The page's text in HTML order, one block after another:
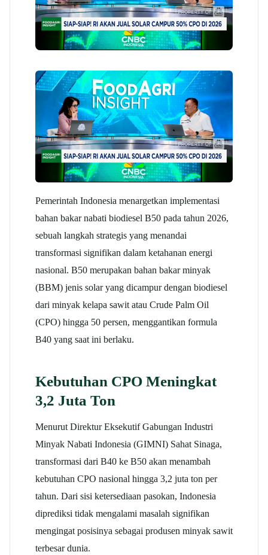
Pemerintah Indonesia menargetkan implementasi
bahan bakar nabati biodiesel B50 pada tahun 2026,
sebuah langkah strategis yang menandai
transformasi signifikan dalam ketahanan energi
nasional. B50 merupakan bahan bakar minyak
(BBM) jenis solar yang dicampur dengan biodiesel
dari minyak kelapa sawit atau Crude Palm Oil
(CPO) hingga 50 persen, menggantikan formula
B40 yang saat ini berlaku.​
Kebutuhan CPO Meningkat
3,2 Juta Ton
Menurut Direktur Eksekutif Gabungan Industri
Minyak Nabati Indonesia (GIMNI) Sahat Sinaga,
transformasi dari B40 ke B50 akan menambah
kebutuhan CPO nasional hingga 3,2 juta ton per
tahun. Dari sisi ketersediaan pasokan, Indonesia
diprediksi tidak mengalami masalah signifikan
mengingat posisinya sebagai produsen minyak sawit
terbesar dunia.​